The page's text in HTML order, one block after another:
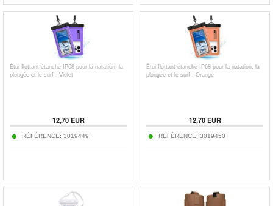
Étui flottant étanche IP68 pour la natation, la
plongée et le surf - Violet
12,70EUR
RÉFÉRENCE: 3019449
Étui flottant étanche IP68 pour la natation, la
plongée et le surf - Orange
12,70EUR
RÉFÉRENCE: 3019450